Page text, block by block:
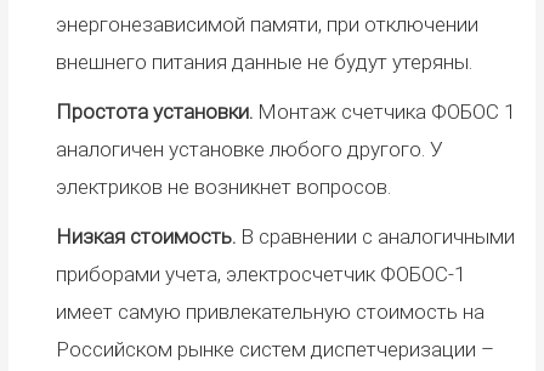
энергонезависимой памяти, при отключении
внешнего питания данные не будут утеряны.
Простота установки. Монтаж счетчика ФОБОС 1
аналогичен установке любого другого. У
электриков не возникнет вопросов.
Низкая стоимость. В сравнении с аналогичными
приборами учета, электросчетчик ФОБОС-1
имеет самую привлекательную стоимость на
Российском рынке систем диспетчеризации –